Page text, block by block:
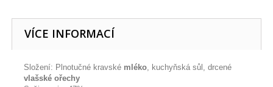
VÍCE INFORMACÍ
Složení: Plnotučné kravské mléko, kuchyňská sůl, drcené
vlašské ořechy